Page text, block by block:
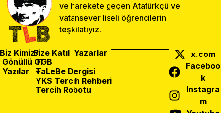
ve harekete geçen Atatürkçü ve
vatansever liseli öğrencilerin
teşkilatıyız.
Biz Kimiz?
Gönüllü Ol
Yazılar
Bize Katıl Yazarlar
TGB
TaLeBe Dergisi
YKS Tercih Rehberi
Tercih Robotu
x.com
Faceboo
k
Instagra
m